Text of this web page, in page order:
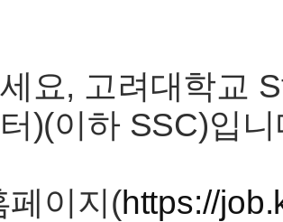
요, 고려대학교
)(이하 SSC)입니
페이지(https://